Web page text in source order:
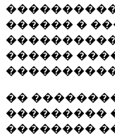
������ �
������
��
���������
��������